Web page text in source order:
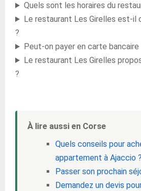
Quels sont les horaires du
Le restaurant Les Girelles est-il
?
Peut-on payer en carte bancaire
Le restaurant Les Girelles
?
À lire aussi en Corse
Quels conseils pour
appartement à Ajaccio ?
Passer son prochain
Demandez un devis